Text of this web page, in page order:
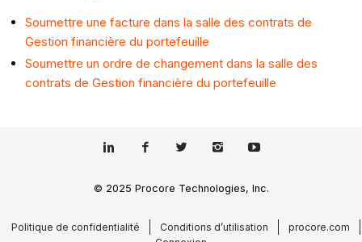
Soumettre une facture dans la salle des contrats de
Gestion financière du portefeuille
Soumettre un ordre de changement dans la salle des
contrats de Gestion financière du portefeuille
© 2025 Procore Technologies, Inc.
Politique de confidentialité Conditions d’utilisation
procore.com